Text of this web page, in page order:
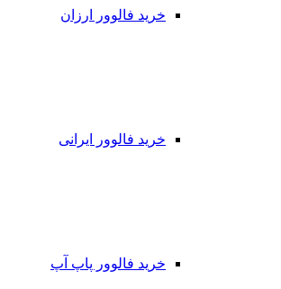
خرید فالوور ارزان
خرید فالوور ایرانی
خرید فالوور پاپ آپ